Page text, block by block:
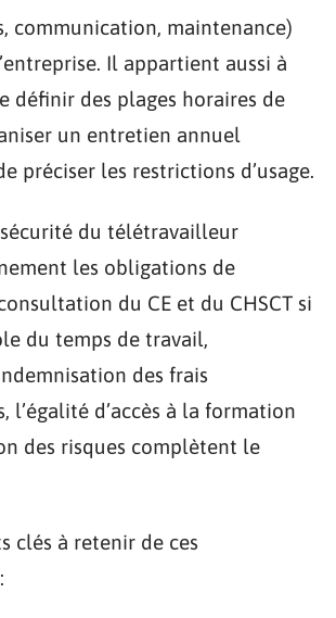
communication, maintenance)
Il appartient aussi à
définir des plages horaires de
un entretien annuel
préciser les restrictions d’usage.
du télétravailleur
les obligations de
du CE et du CHSCT si
du temps de travail,
des frais
l’égalité d’accès à la formation
des risques complètent le
clés à retenir de ces